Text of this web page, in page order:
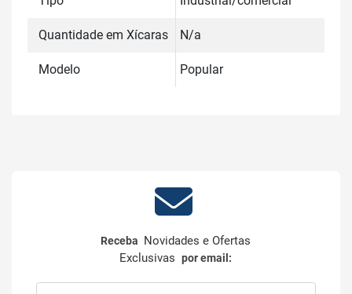
Quantidade em Xícaras N/a
Modelo Popular
Receba Novidades e Ofertas
Exclusivaspor email: